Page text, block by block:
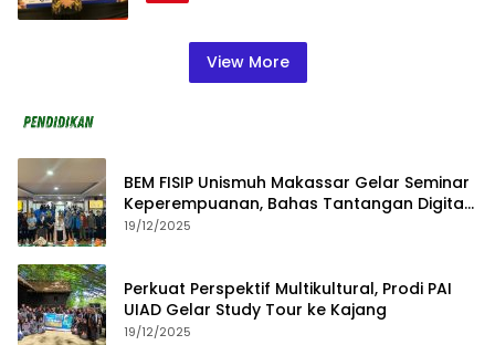
View More
BEM FISIP Unismuh Makassar Gelar Seminar
Keperempuanan, Bahas Tantangan Digital
dan Budaya Lokal
19/12/2025
Perkuat Perspektif Multikultural, Prodi PAI
UIAD Gelar Study Tour ke Kajang
19/12/2025